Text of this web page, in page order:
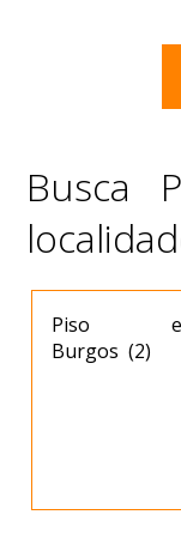
Busca
Piso
Burgos (2)